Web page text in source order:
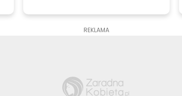
znanych i lubianych typów kaw, które
REKLAMA